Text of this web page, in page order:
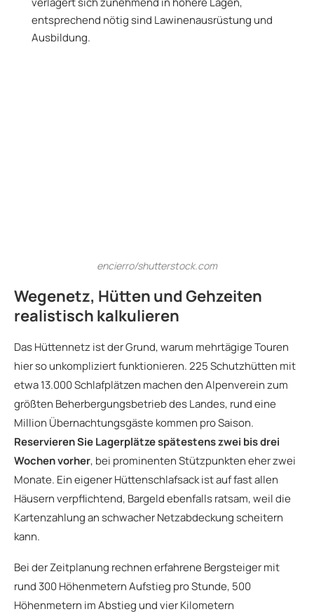
entsprechend nötig sind Lawinenausrüstung und
Ausbildung.
encierro/shutterstock.com
Wegenetz, Hütten und Gehzeiten
realistisch kalkulieren
Das Hüttennetz ist der Grund, warum mehrtägige Touren
hier so unkompliziert funktionieren. 225 Schutzhütten mit
etwa 13.000 Schlafplätzen machen den Alpenverein zum
größten Beherbergungsbetrieb des Landes, rund eine
Million Übernachtungsgäste kommen pro Saison.
Reservieren Sie Lagerplätze spätestens zwei bis drei
Wochen vorher, bei prominenten Stützpunkten eher zwei
Monate. Ein eigener Hüttenschlafsack ist auf fast allen
Häusern verpflichtend, Bargeld ebenfalls ratsam, weil die
Kartenzahlung an schwacher Netzabdeckung scheitern
kann.
Bei der Zeitplanung rechnen erfahrene Bergsteiger mit
rund 300 Höhenmetern Aufstieg pro Stunde, 500
Höhenmetern im Abstieg und vier Kilometern